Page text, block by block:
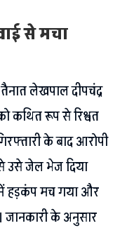
से मचा
लेखपाल दीपचंद्र
कथित रूप से रिश्वत
के बाद आरोपी
उसे जेल भेज दिया
में हड़कंप मच गया और
जानकारी के अनुसार